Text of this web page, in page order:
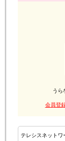
うら
会員登
テレシスネットワ